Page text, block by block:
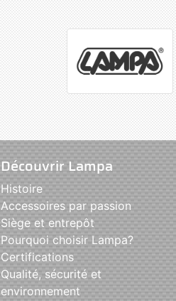
Découvrir Lampa
Histoire
Accessoires par passion
Siège et entrepôt
Pourquoi choisir Lampa?
Certifications
Qualité, sécurité et
environnement